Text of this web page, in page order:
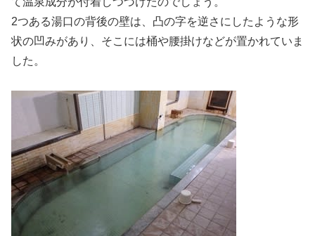
2つある湯口の背後の壁は、凸の字を逆さにしたような形
状の凹みがあり、そこには桶や腰掛けなどが置かれていま
した。